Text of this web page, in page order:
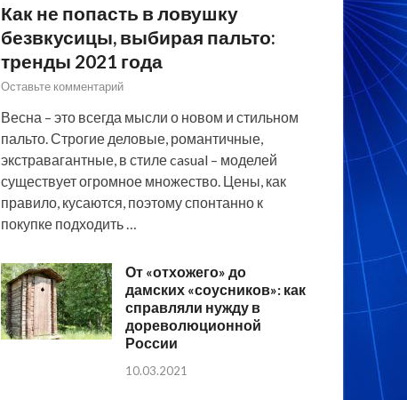
Как не попасть в ловушку
безвкусицы, выбирая пальто:
тренды 2021 года
Оставьте комментарий
Весна – это всегда мысли о новом и стильном
пальто. Строгие деловые, романтичные,
экстравагантные, в стиле casual – моделей
существует огромное множество. Цены, как
правило, кусаются, поэтому спонтанно к
покупке подходить …
От «отхожего» до
дамских «соусников»: как
справляли нужду в
дореволюционной
России
10.03.2021